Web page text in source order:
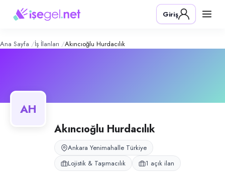
Hurdacılık – Şirket Profili
Konum:
Akıncıoğlu Hurdacılık, Ankara Ostim bölgesinde hurda metal alım-
Giriş
Ana Sayfa İş İlanları Akıncıoğlu Hurdacılık
AH
Akıncıoğlu Hurdacılık
Ankara Yenimahalle Türkiye
Lojistik & Taşımacılık
1 açık ilan